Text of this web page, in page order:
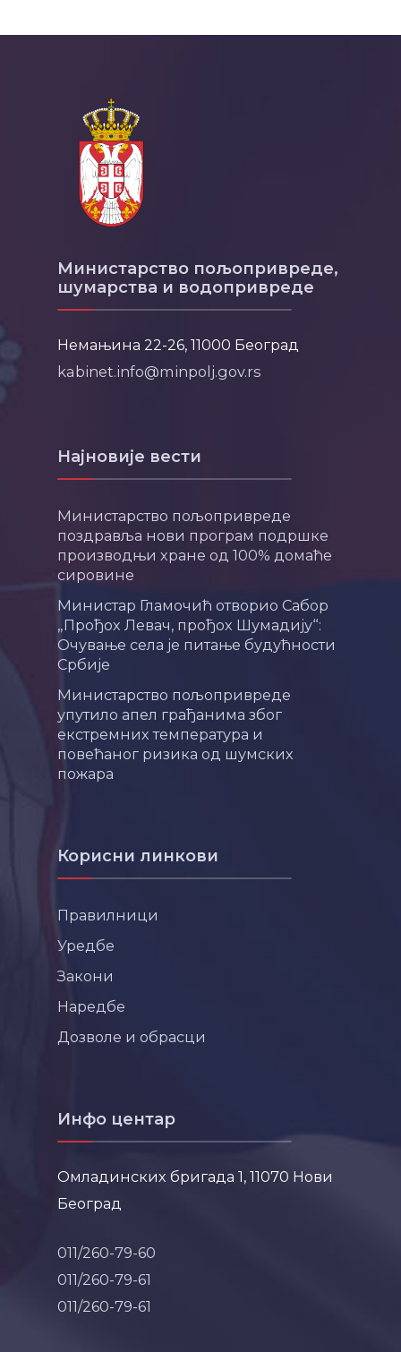
Министарство пољопривреде,
шумарства и водопривреде
Немањина 22-26, 11000 Београд
kabinet.info@minpolj.gov.rs
Најновије вести
Министарство пољопривреде
поздравља нови програм подршке
производњи хране од 100% домаће
сировине
Министар Гламочић отворио Сабор
„Прођох Левач, прођох Шумадију“:
Очување села је питање будућности
Србије
Министарство пољопривреде
упутило апел грађанима због
екстремних температура и
повећаног ризика од шумских
пожара
Корисни линкови
Правилници
Уредбе
Закони
Наредбе
Дозволе и обрасци
Инфо центар
Омладинских бригада 1, 11070 Нови
Београд
011/260-79-60
011/260-79-61
011/260-79-61